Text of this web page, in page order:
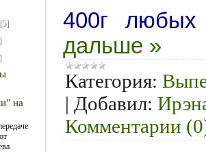
[5]
на
400г
дальше »
Категория:
| Добавил:
Комментарии